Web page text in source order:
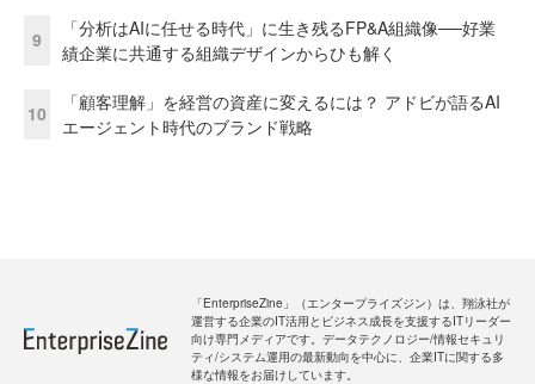
9
「分析はAIに任せる時代」に生き残るFP&A組織像──好業
績企業に共通する組織デザインからひも解く
10
「顧客理解」を経営の資産に変えるには？ アドビが語るAI
エージェント時代のブランド戦略
「EnterpriseZine」（エンタープライズジン）は、翔泳社が
運営する企業のIT活用とビジネス成長を支援するITリーダー
向け専門メディアです。データテクノロジー/情報セキュリ
ティ/システム運用の最新動向を中心に、企業ITに関する多
様な情報をお届けしています。